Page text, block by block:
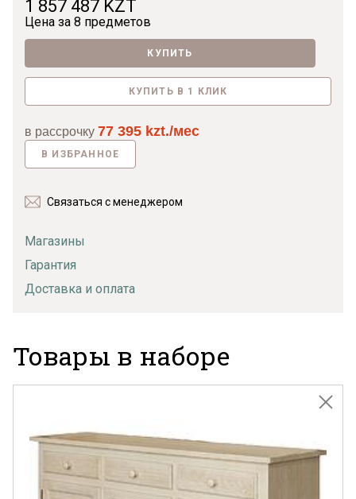
1 857 487 KZT
Цена за 8 предметов
КУПИТЬ
КУПИТЬ В 1 КЛИК
в рассрочку 77 395 kzt./мес
В ИЗБРАННОЕ
Связаться с менеджером
Магазины
Гарантия
Доставка и оплата
Товары в наборе